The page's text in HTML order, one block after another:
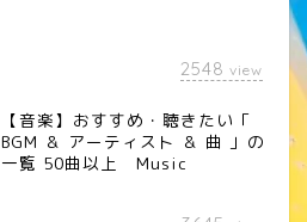
2548 view
【音楽】おすすめ・聴きたい「
BGM ＆ アーティスト ＆ 曲 」の
一覧 50曲以上 Music